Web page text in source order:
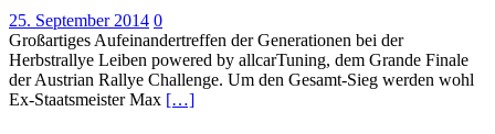
25. September 2014 0
Großartiges Aufeinandertreffen der Generationen bei der
Herbstrallye Leiben powered by allcarTuning, dem Grande Finale
der Austrian Rallye Challenge. Um den Gesamt-Sieg werden wohl
Ex-Staatsmeister Max […]